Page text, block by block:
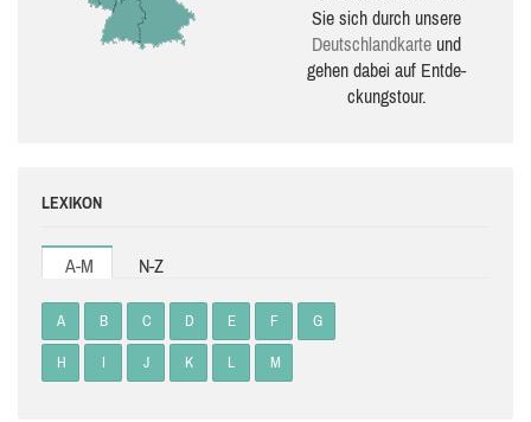
Sie sich durch unsere
Deutsch­land­karte und
gehen dabei auf Ent­de­
ckungs­tour.
LEXIKON
A-M N-Z
A B C D E F G
H I J K L M